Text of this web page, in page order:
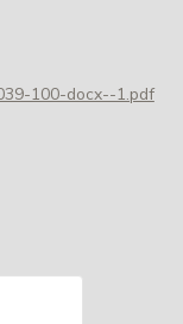
100-docx--1.pdf